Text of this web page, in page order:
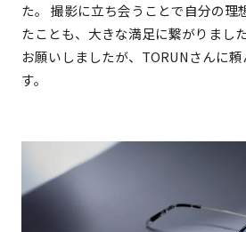
た。 撮影に立ち会うことで自分の理
たことも、大きな満足に繋がりまし
お願いしましたが、TORUNさんに
す。